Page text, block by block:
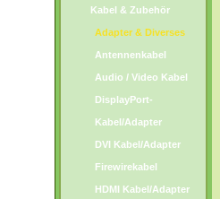
Kabel & Zubehör
Adapter & Diverses
Antennenkabel
Audio / Video Kabel
DisplayPort-
Kabel/Adapter
DVI Kabel/Adapter
Firewirekabel
HDMI Kabel/Adapter